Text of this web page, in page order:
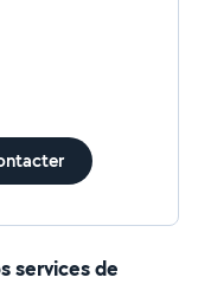
services de